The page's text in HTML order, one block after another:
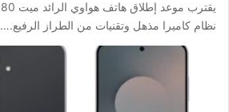
نظام كاميرا مذهل وتقنيات من الطراز الرفيع.…